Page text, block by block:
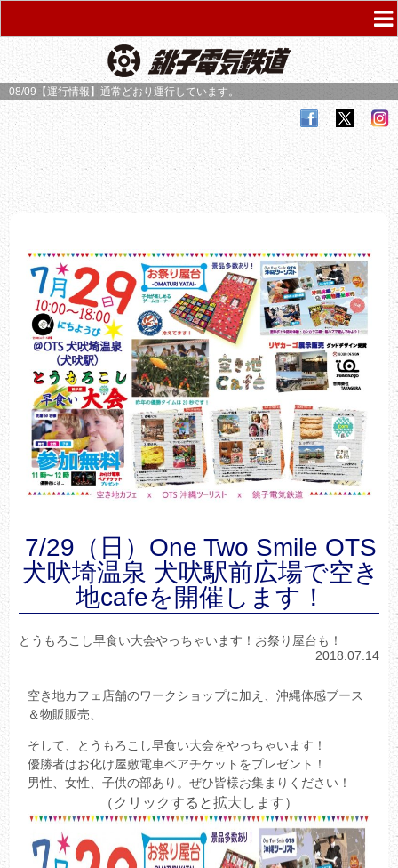
08/09【運行情報】 通常どおり運行しています。
7/29（日）One Two Smile OTS
犬吠埼温泉 犬吠駅前広場で空き
地cafeを開催します！
とうもろこし早食い大会やっちゃいます！お祭り屋台も！
2018.07.14
空き地カフェ店舗のワークショップに加え、沖縄体感ブース
＆物販販売、
そして、とうもろこし早食い大会をやっちゃいます！
優勝者はお化け屋敷電車ペアチケットをプレゼント！
男性、女性、子供の部あり。ぜひ皆様お集まりください！
（クリックすると拡大します）